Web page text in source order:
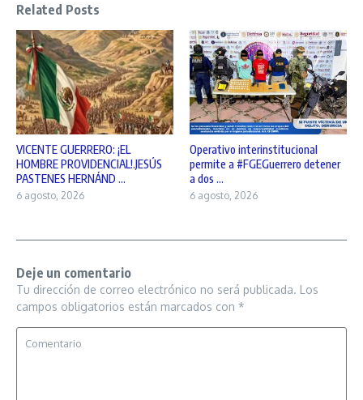
Related Posts
VICENTE GUERRERO: ¡EL
HOMBRE PROVIDENCIAL!.JESÚS
PASTENES HERNÁND ...
6 agosto, 2026
Operativo interinstitucional
permite a #FGEGuerrero detener
a dos ...
6 agosto, 2026
Deje un comentario
Tu dirección de correo electrónico no será publicada. Los
campos obligatorios están marcados con *